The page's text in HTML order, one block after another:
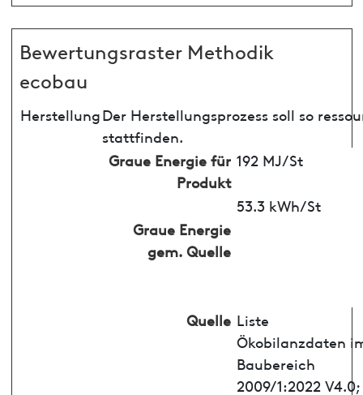
Bewertungsraster Methodik
ecobau
HerstellungDer Herstellungsprozess soll so
stattfinden.
Graue Energie für
Produkt
192 MJ/St
53.3 kWh/St
Graue Energie
gem. Quelle
Quelle Liste
Ökobilanzdaten
Baubereich
2009/1:2022 V4.0;